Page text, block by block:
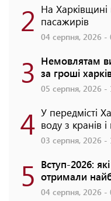
2 На
пасажирів
04 серпня, 2026 -
3 Немовлятам
за гроші
05 серпня, 2026 -
4 У передмісті
воду з кранів
03 серпня, 2026 -
5 Вступ-2026:
отримали
04 серпня, 2026 -